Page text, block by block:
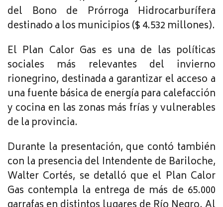
del Bono de Prórroga Hidrocarburífera
destinado a los municipios ($ 4.532 millones).
El Plan Calor Gas es una de las políticas
sociales más relevantes del invierno
rionegrino, destinada a garantizar el acceso a
una fuente básica de energía para calefacción
y cocina en las zonas más frías y vulnerables
de la provincia.
Durante la presentación, que contó también
con la presencia del Intendente de Bariloche,
Walter Cortés, se detalló que el Plan Calor
Gas contempla la entrega de más de 65.000